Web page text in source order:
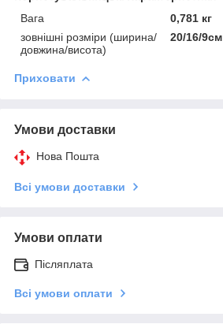
Вага
0,781 кг
зовнішні розміри (ширина/
довжина/висота)
20/16/9см
Приховати
Умови доставки
Нова Пошта
Всі умови доставки
Умови оплати
Післяплата
Всі умови оплати